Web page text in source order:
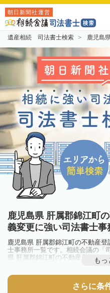
朝日新聞社運営
遺産相続 司法書士検索 鹿児島
鹿児島県 肝属郡錦江町
義変更に強い司法書士事
鹿児島県 肝属郡錦江町の不動産
士事務所一覧です。相続会議の「
県 肝属郡錦江町の不動産登記・
所を一覧で見ることが出来ます。
もっ
さらに条